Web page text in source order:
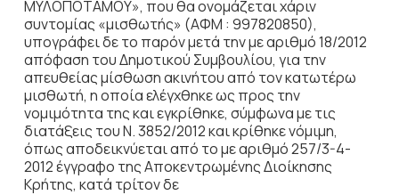
ΜΥΛΟΠΟΤΑΜΟΥ», που θα ονομάζεται χάριν
συντομίας «μισθωτής» (ΑΦΜ : 997820850),
υπογράφει δε το παρόν μετά την με αριθμό 18/2012
απόφαση του Δημοτικού Συμβουλίου, για την
απευθείας μίσθωση ακινήτου από τον κατωτέρω
μισθωτή, η οποία ελέγχθηκε ως προς την
νομιμότητα της και εγκρίθηκε, σύμφωνα με τις
διατάξεις του Ν. 3852/2012 και κρίθηκε νόμιμη,
όπως αποδεικνύεται από το με αριθμό 257/3-4-
2012 έγγραφο της Αποκεντρωμένης Διοίκησης
Κρήτης, κατά τρίτον δε